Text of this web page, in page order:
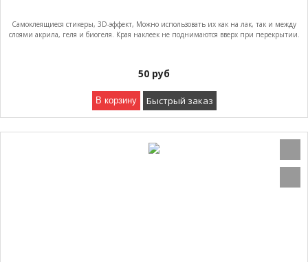
Самоклеящиеся стикеры, 3D-эффект, Можно использовать их как на лак, так и между
слоями акрила, геля и биогеля. Края наклеек не поднимаются вверх при перекрытии.
50 руб
В корзину Быстрый заказ